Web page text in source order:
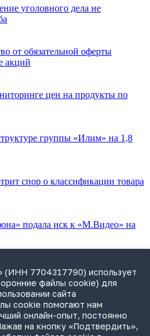
уголовного дела не
от обязательной оферты
акций
цен на продукты по
группы «Илим» на 1,8
спор о классификации товара
подала иск к «М.Видео» на
на систему управления
«Яндекса»
иски российской «дочки»
7704317790) использует
файлы cookie) для
сайта
cookie помогают нам
онлайн-опыт, постоянно
на кнопку «Подтвердить»,